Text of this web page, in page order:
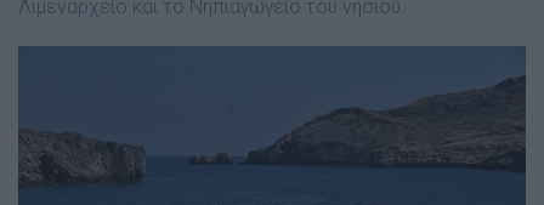
Λιμεναρχείο και το Νηπιαγωγείο του νησιού.